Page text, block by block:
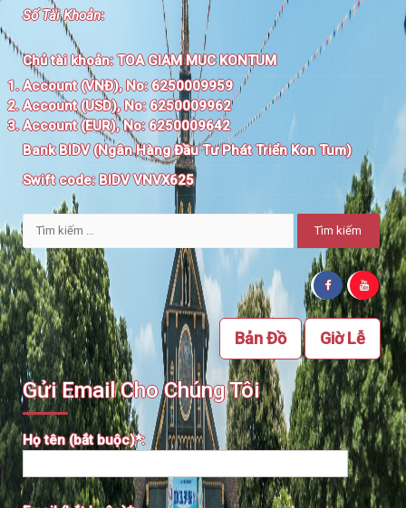
Số Tài Khoản:
Chủ tài khoản:TOA GIAM MUC KONTUM
Account (VNĐ), No: 6250009959
Account (USD), No: 6250009962
Account (EUR), No: 6250009642
Bank BIDV (Ngân Hàng Đầu Tư Phát Triển Kon Tum)
Swift code:BIDV VNVX625
Tìm
kiếm
cho:
Giờ Lễ
Bản Đồ
Gửi Email Cho Chúng Tôi
Họ tên (bắt buộc)*: